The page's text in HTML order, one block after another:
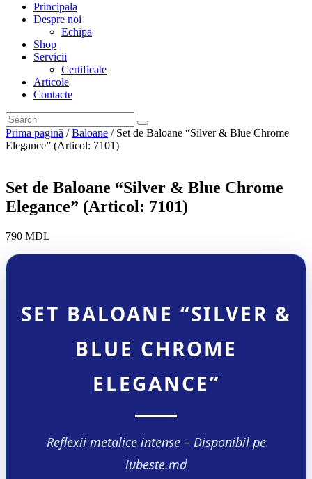
Principala
Despre noi
Echipa
Shop
Servicii
Certificate
Articole
Contacte
Prima pagină /Baloane / Set de Baloane “Silver & Blue Chrome
Elegance” (Articol: 7101)
Set de Baloane “Silver & Blue Chrome
Elegance” (Articol: 7101)
790 MDL
SET BALOANE “SILVER &
BLUE CHROME
ELEGANCE”
Reflexii metalice intense – Disponibil pe
iubeste.md